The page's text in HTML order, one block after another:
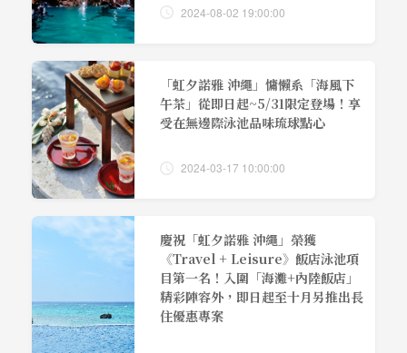
2024-08-02 19:00:00
「虹夕諾雅 沖繩」慵懶系「海風下
午茶」從即日起~5/31限定登場！享
受在無邊際泳池品味琉球點心
2024-03-17 10:00:00
慶祝「虹夕諾雅 沖繩」榮獲
《Travel + Leisure》飯店泳池項
目第一名！入圍「海灘+內陸飯店」
精彩陣容外，即日起至十月另推出長
住優惠專案